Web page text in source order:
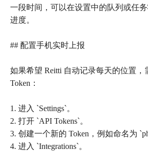
一段时间，可以在设置中的队列或任
进度。
## 配置手机实时上报
如果希望 Reitti 自动记录每天的位置，
Token：
1. 进入 `Settings`。
2. 打开 `API Tokens`。
3. 创建一个新的 Token，例如命名为
4. 进入 `Integrations`。